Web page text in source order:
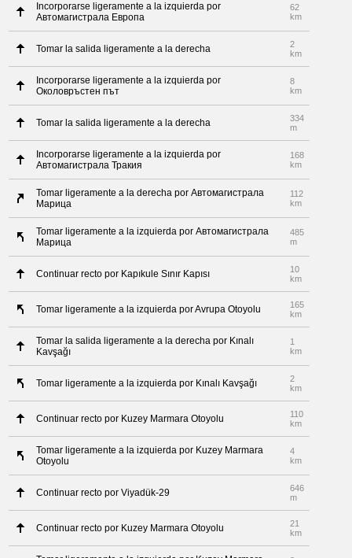
Incorporarse ligeramente a la izquierda por
Автомагистрала Европа
62
km
Tomar la salida ligeramente a la derecha
2
km
Incorporarse ligeramente a la izquierda por
Околовръстен път
8
km
Tomar la salida ligeramente a la derecha
334
m
Incorporarse ligeramente a la izquierda por
Автомагистрала Тракия
168
km
Tomar ligeramente a la derecha por Автомагистрала
Марица
112
km
Tomar ligeramente a la izquierda por Автомагистрала
Марица
485
m
Continuar recto por Kapıkule Sınır Kapısı
10
km
Tomar ligeramente a la izquierda por Avrupa Otoyolu
165
km
Tomar la salida ligeramente a la derecha por Kınalı
Kavşağı
1
km
Tomar ligeramente a la izquierda por Kınalı Kavşağı
2
km
Continuar recto por Kuzey Marmara Otoyolu
110
km
Tomar ligeramente a la izquierda por Kuzey Marmara
Otoyolu
4
km
Continuar recto por Viyadük-29
646
m
Continuar recto por Kuzey Marmara Otoyolu
21
km